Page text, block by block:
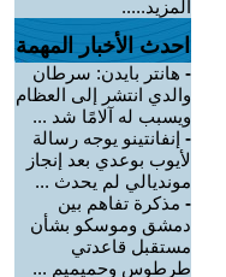
المزيد.....
احدث الأخبار المهمة
- هانتر بايدن: سرطان
والدي انتشر إلى العظام
ويسبب له آلامًا شد ...
- إنفانتينو يوجه رسالة
لأيوب بوعدي بعد إنجاز
مونديالي لم يحدث ...
- مذكرة تفاهم بين
دمشق وموسكو بشأن
مستقبل قاعدتي
طرطوس وحميميم ...